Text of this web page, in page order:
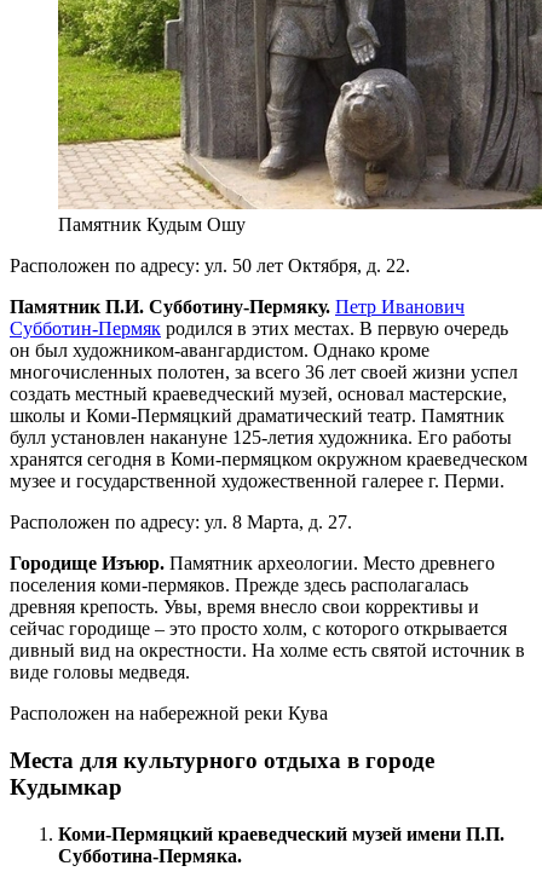
Памятник Кудым Ошу
Расположен по адресу: ул. 50 лет Октября, д. 22.
Памятник П.И. Субботину-Пермяку. Петр Иванович
Субботин-Пермяк родился в этих местах. В первую очередь
он был художником-авангардистом. Однако кроме
многочисленных полотен, за всего 36 лет своей жизни успел
создать местный краеведческий музей, основал мастерские,
школы и Коми-Пермяцкий драматический театр. Памятник
булл установлен накануне 125-летия художника. Его работы
хранятся сегодня в Коми-пермяцком окружном краеведческом
музее и государственной художественной галерее г. Перми.
Расположен по адресу: ул. 8 Марта, д. 27.
Городище Изъюр. Памятник археологии. Место древнего
поселения коми-пермяков. Прежде здесь располагалась
древняя крепость. Увы, время внесло свои коррективы и
сейчас городище – это просто холм, с которого открывается
дивный вид на окрестности. На холме есть святой источник в
виде головы медведя.
Расположен на набережной реки Кува
Места для культурного отдыха в городе
Кудымкар
Коми-Пермяцкий краеведческий музей имени П.П.
Субботина-Пермяка.